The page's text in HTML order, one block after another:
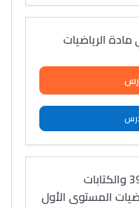
مادة الرياضيات
درس الأعداد من 0 إلى 39 والكتابات
المستوى الأول